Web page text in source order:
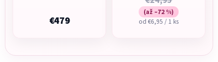
€479
(až –72 %)
Jednotková
od €6,95 / 1 ks